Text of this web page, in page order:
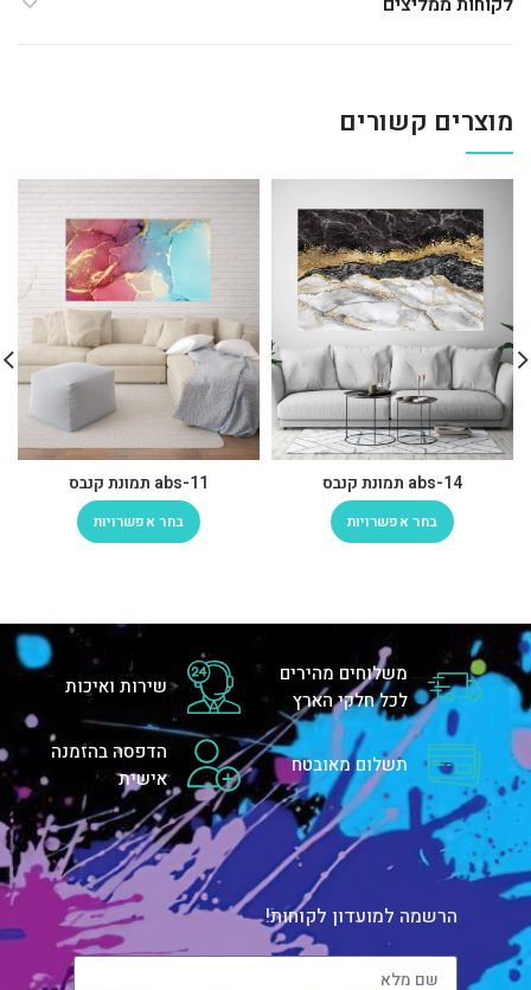
מוצרים קשורים
abs-14 תמונת קנבס
בחר אפשרויות
abs-11 תמונת קנבס
בחר אפשרויות
משלוחים מהירים
לכל חלקי הארץ
שירות ואיכות
תשלום מאובטח
הדפסה בהזמנה
אישית
הרשמה למועדון לקוחות!